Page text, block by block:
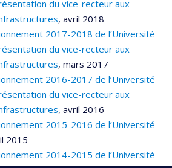
du vice-recteur aux
, avril 2018
2017-2018 de l’Université
du vice-recteur aux
, mars 2017
2016-2017 de l’Université
du vice-recteur aux
, avril 2016
2015-2016 de l’Université
2015
2014-2015 de l’Université